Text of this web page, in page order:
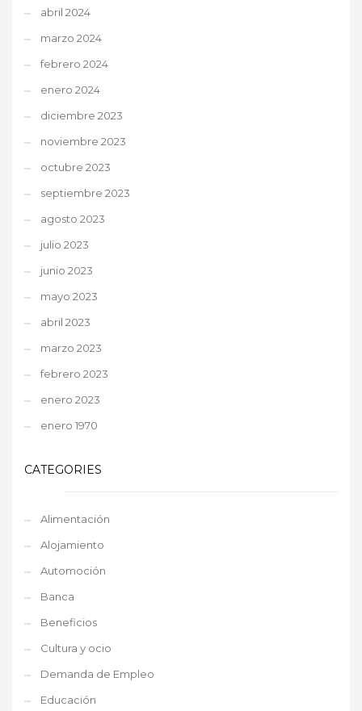
abril 2024
marzo 2024
febrero 2024
enero 2024
diciembre 2023
noviembre 2023
octubre 2023
septiembre 2023
agosto 2023
julio 2023
junio 2023
mayo 2023
abril 2023
marzo 2023
febrero 2023
enero 2023
enero 1970
CATEGORIES
Alimentación
Alojamiento
Automoción
Banca
Beneficios
Cultura y ocio
Demanda de Empleo
Educación